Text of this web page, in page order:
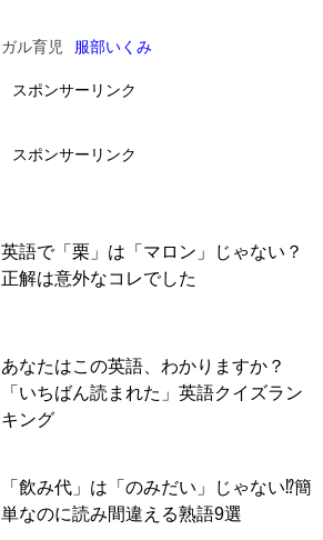
するのを忘れないでね」
と念を押す
ル育児 服部いくみ
スポンサーリンク
スポンサーリンク
英語で「栗」は「マロン」じゃない？
正解は意外なコレでした
あなたはこの英語、わかりますか？
「いちばん読まれた」英語クイズラン
キング
「飲み代」は「のみだい」じゃない⁉簡
単なのに読み間違える熟語9選